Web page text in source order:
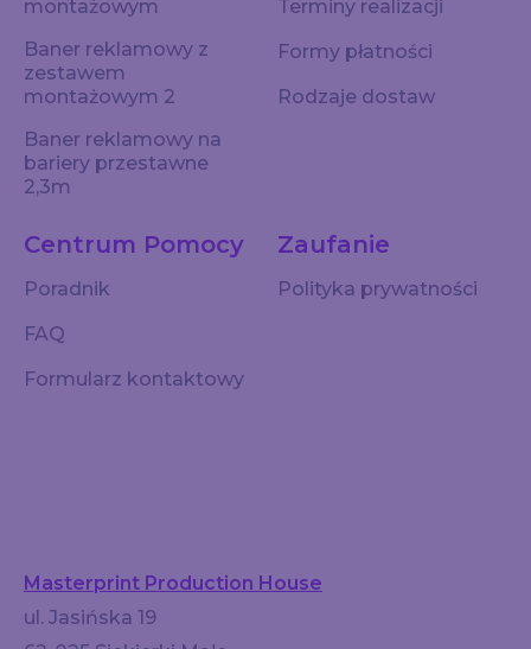
montażowym
Baner reklamowy z
zestawem
montażowym 2
Baner reklamowy na
bariery przestawne
2,3m
Centrum Pomocy
Poradnik
FAQ
Formularz kontaktowy
Zaufanie
Polityka prywatności
Terminy realizacji
Formy płatności
Rodzaje dostaw
Masterprint Production House
ul. Jasińska 19